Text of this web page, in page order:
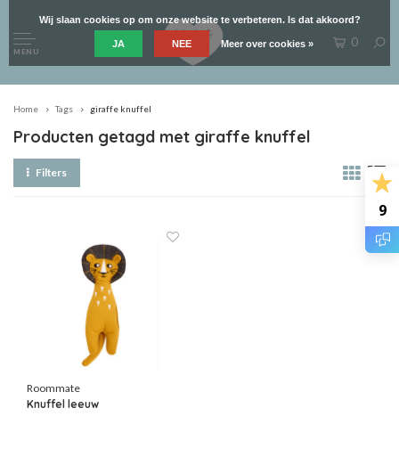
9
MENU
0
Home Tags giraffe knuffel
Producten getagd met giraffe knuffel
Filters
Roommate
Knuffel leeuw
Wij slaan cookies op om onze website te verbeteren. Is dat akkoord?
JA NEE Meer over cookies »